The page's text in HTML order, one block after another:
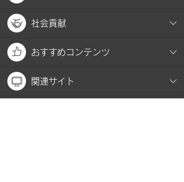
社会貢献
おすすめコンテンツ
関連サイト